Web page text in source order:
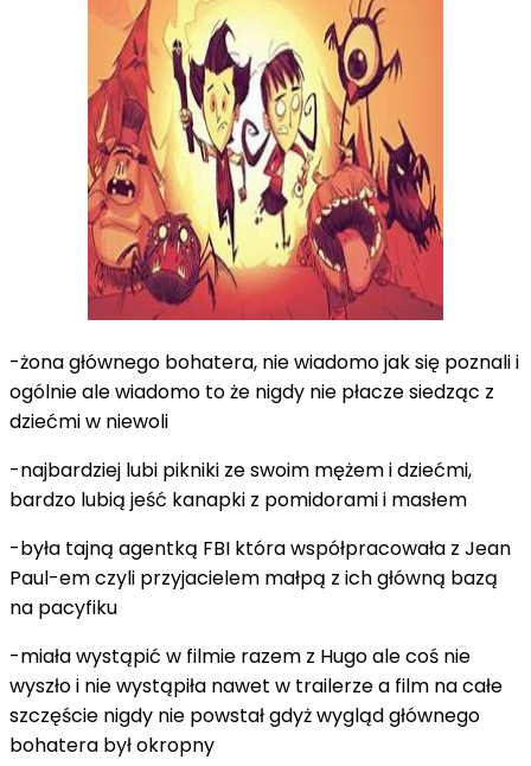
-żona głównego bohatera, nie wiadomo jak się poznali i
ogólnie ale wiadomo to że nigdy nie płacze siedząc z
dziećmi w niewoli
-najbardziej lubi pikniki ze swoim mężem i dziećmi,
bardzo lubią jeść kanapki z pomidorami i masłem
-była tajną agentką FBI która współpracowała z Jean
Paul-em czyli przyjacielem małpą z ich główną bazą
na pacyfiku
-miała wystąpić w filmie razem z Hugo ale coś nie
wyszło i nie wystąpiła nawet w trailerze a film na całe
szczęście nigdy nie powstał gdyż wygląd głównego
bohatera był okropny